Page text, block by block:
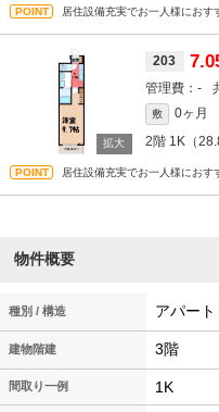
居住設備充実でお一人様にお
203
-
敷 0ヶ月
2階 1K（
居住設備充実でお一人様にお
物件概要
種別 / 構造 アパー
建物階建 3階
間取り一例 1K